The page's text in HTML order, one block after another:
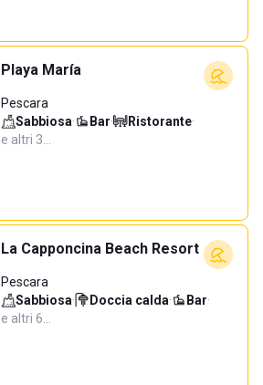
Playa María
Pescara
Sabbiosa· Bar· Ristorante·
e altri 3…
La Capponcina Beach Resort
Pescara
Sabbiosa· Doccia calda· Bar·
e altri 6…